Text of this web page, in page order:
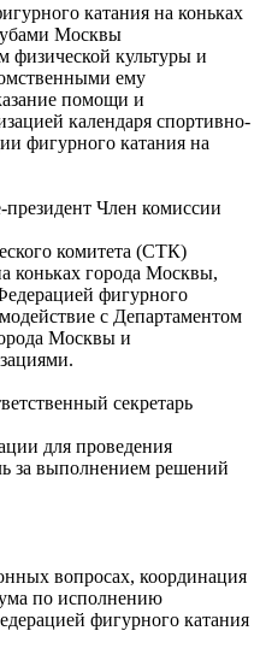
катания на коньках
Москвы
физической культуры и
ему
помощи и
календаря спортивно-
фигурного катания на
Член комиссии
комитета (СТК)
коньках города Москвы,
фигурного
с Департаментом
Москвы и
секретарь
для проведения
за выполнением решений
вопросах, координация
по исполнению
фигурного катания